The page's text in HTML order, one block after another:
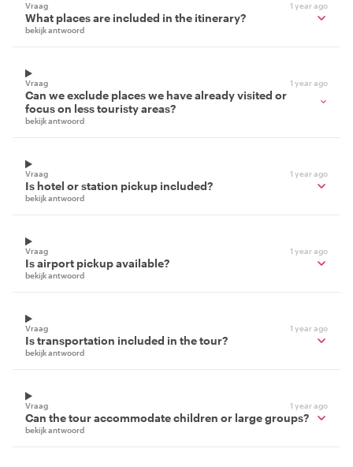
Vraag 1 year ago
What places are included in the itinerary?
bekijk antwoord
Vraag 1 year ago
Can we exclude places we have already visited or
focus on less touristy areas?
bekijk antwoord
Vraag 1 year ago
Is hotel or station pickup included?
bekijk antwoord
Vraag 1 year ago
Is airport pickup available?
bekijk antwoord
Vraag 1 year ago
Is transportation included in the tour?
bekijk antwoord
Vraag 1 year ago
Can the tour accommodate children or large groups?
bekijk antwoord